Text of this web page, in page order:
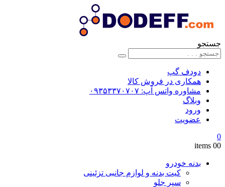
جستجو
دودف گپ
همکاری در فروش کالا
مشاوره واتس آپ: ۰۹۳۵۳۳۷۰۷۰۷
وبلاگ
ورود
عضویت
0
00 items
بدنه خودرو
کیت بدنه و لوازم جانبی تزئینی
سپر جلو